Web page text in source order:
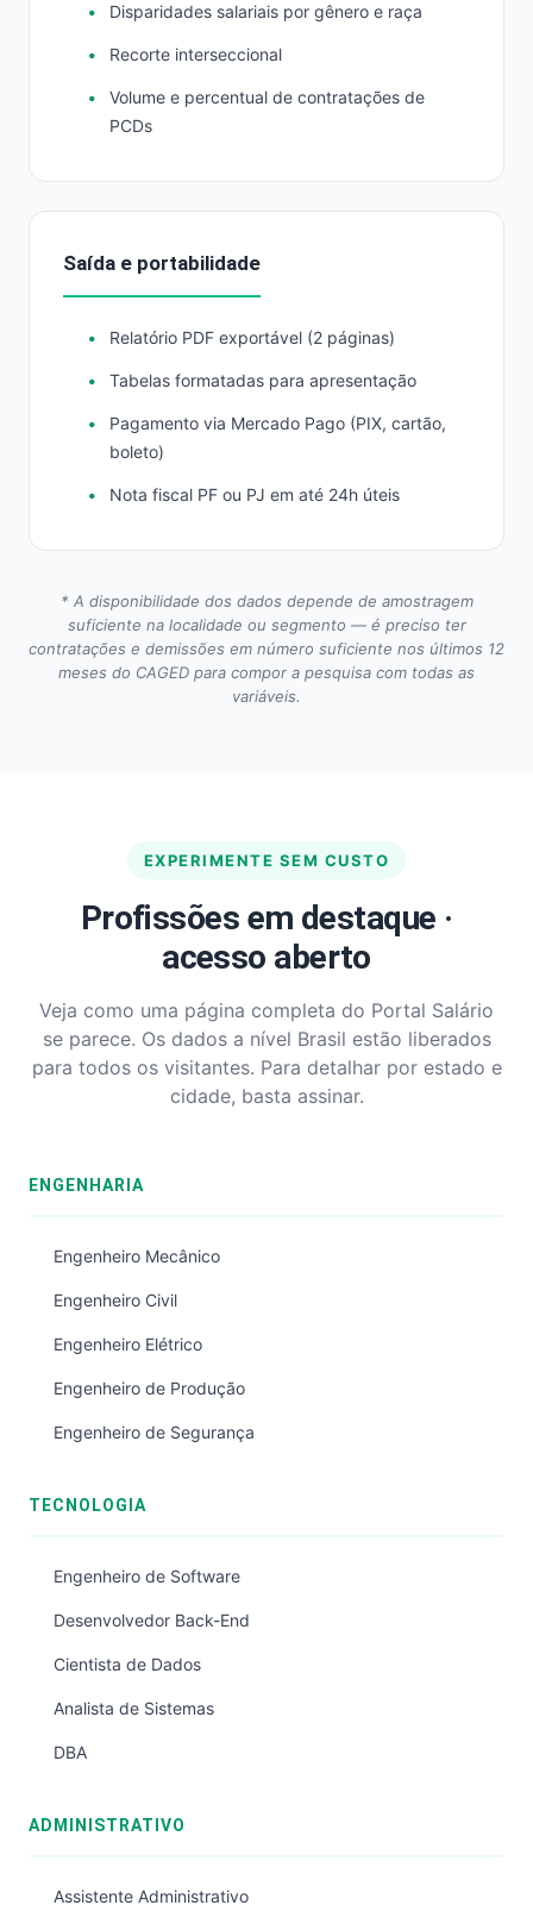
Disparidades salariais por gênero e raça
Recorte interseccional
Volume e percentual de contratações de
PCDs
Saída e portabilidade
Relatório PDF exportável (2 páginas)
Tabelas formatadas para apresentação
Pagamento via Mercado Pago (PIX, cartão,
boleto)
Nota fiscal PF ou PJ em até 24h úteis
* A disponibilidade dos dados depende de amostragem
suficiente na localidade ou segmento — é preciso ter
contratações e demissões em número suficiente nos últimos 12
meses do CAGED para compor a pesquisa com todas as
variáveis.
EXPERIMENTE SEM CUSTO
Profissões em destaque ·
acesso aberto
Veja como uma página completa do Portal Salário
se parece. Os dados a nível Brasil estão liberados
para todos os visitantes. Para detalhar por estado e
cidade, basta assinar.
ENGENHARIA
Engenheiro Mecânico
Engenheiro Civil
Engenheiro Elétrico
Engenheiro de Produção
Engenheiro de Segurança
TECNOLOGIA
Engenheiro de Software
Desenvolvedor Back-End
Cientista de Dados
Analista de Sistemas
DBA
ADMINISTRATIVO
Assistente Administrativo